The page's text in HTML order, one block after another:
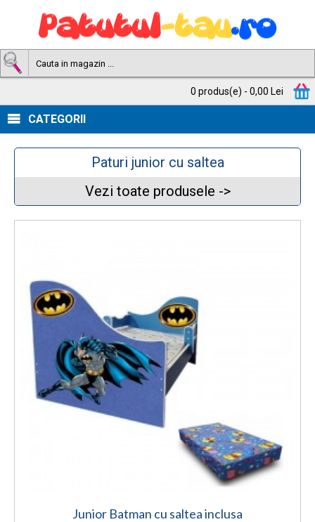
0 produs(e) - 0,00 Lei
CATEGORII
Paturi junior cu saltea
Vezi toate produsele ->
Junior Batman cu saltea inclusa